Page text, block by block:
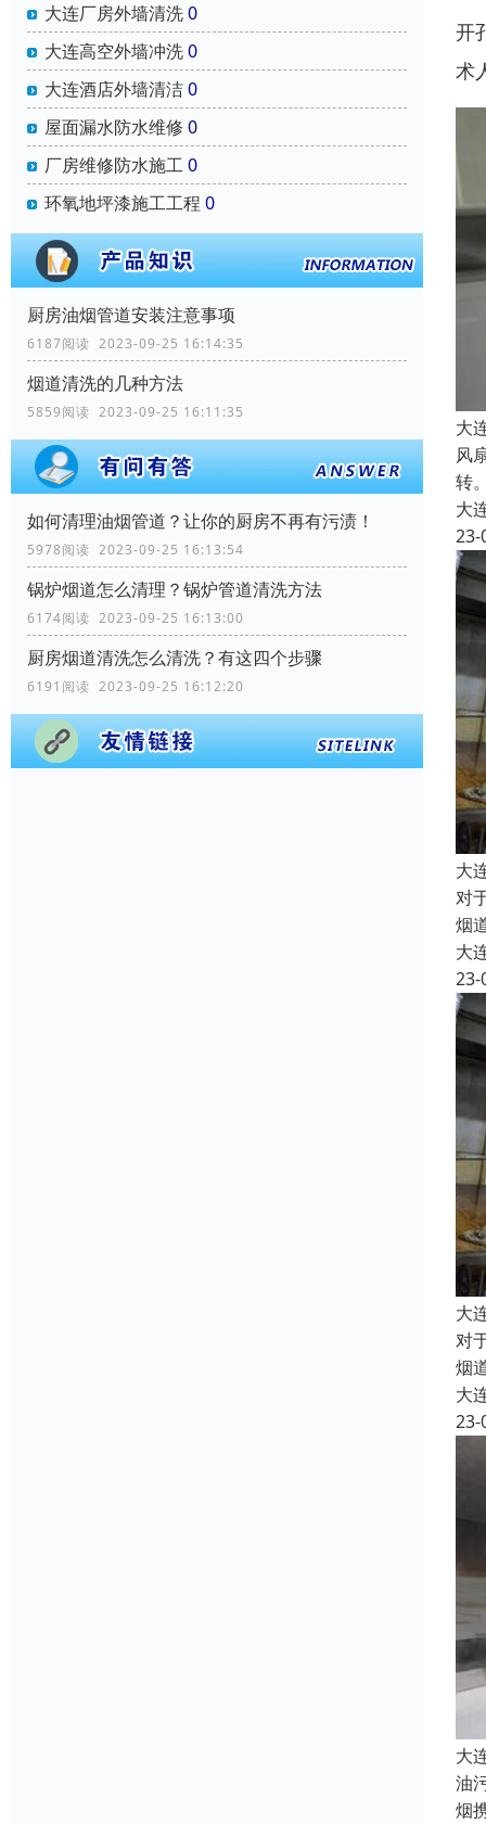
大连厂房外墙清洗0
大连高空外墙冲洗0
大连酒店外墙清洁0
屋面漏水防水维修 0
厂房维修防水施工0
环氧地坪漆施工工程 0
厨房油烟管道安装注意事项
6187阅读 2023-09-25 16:14:35
烟道清洗的几种方法
5859阅读 2023-09-25 16:11:35
如何清理油烟管道？让你的厨房不再有污渍！
5978阅读 2023-09-25 16:13:54
锅炉烟道怎么清理？锅炉管道清洗方法
6174阅读 2023-09-25 16:13:00
厨房烟道清洗怎么清洗？有这四个步骤
6191阅读 2023-09-25 16:12:20
开
术
大
风
转
大
23-
大
对
烟
大
23-
大
对
烟
大
23-
大
油
烟